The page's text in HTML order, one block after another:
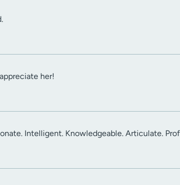
her!
Intelligent. Knowledgeable. Articulate.